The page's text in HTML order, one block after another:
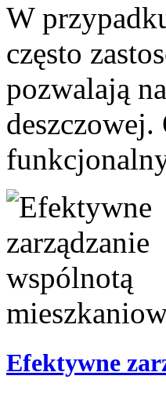
W
często
pozwalają
Efektywne